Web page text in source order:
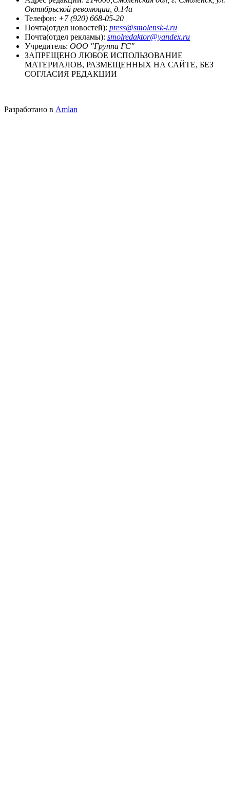
Октябрьской революции, д.14а
Телефон: +7 (920) 668-05-20
Почта(отдел новостей): press@smolensk-i.ru
Почта(отдел рекламы): smolredaktor@yandex.ru
Учредитель: ООО "Группа ГС"
ЗАПРЕЩЕНО ЛЮБОЕ ИСПОЛЬЗОВАНИЕ
МАТЕРИАЛОВ, РАЗМЕЩЕННЫХ НА САЙТЕ, БЕЗ
СОГЛАСИЯ РЕДАКЦИИ
Разработано в Amlan